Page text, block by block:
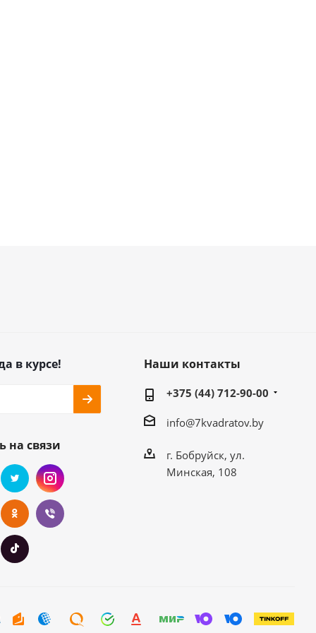
в курсе!
на связи
Наши контакты
+375 (44) 712-90-00
info@7kvadratov.by
г. Бобруйск, ул.
Минская, 108